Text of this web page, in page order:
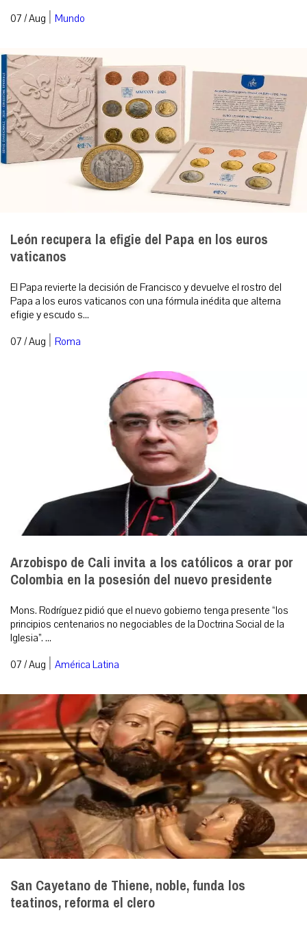
07 / Aug | Mundo
León recupera la efigie del Papa en los euros
vaticanos
El Papa revierte la decisión de Francisco y devuelve el rostro del
Papa a los euros vaticanos con una fórmula inédita que alterna
efigie y escudo s...
07 / Aug | Roma
Arzobispo de Cali invita a los católicos a orar por
Colombia en la posesión del nuevo presidente
Mons. Rodríguez pidió que el nuevo gobierno tenga presente “los
principios centenarios no negociables de la Doctrina Social de la
Iglesia”. ...
07 / Aug | América Latina
San Cayetano de Thiene, noble, funda los
teatinos, reforma el clero